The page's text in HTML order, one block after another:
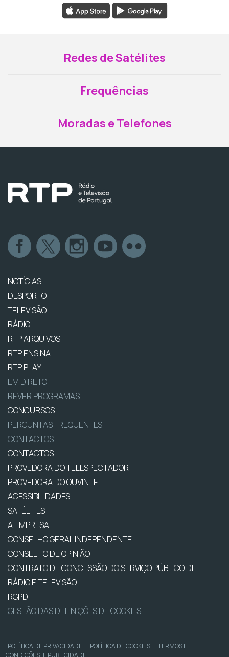
Redes de Satélites
Frequências
Moradas e Telefones
NOTÍCIAS
DESPORTO
TELEVISÃO
RÁDIO
RTP ARQUIVOS
RTP ENSINA
RTP PLAY
EM DIRETO
REVER PROGRAMAS
CONCURSOS
PERGUNTAS FREQUENTES
CONTACTOS
CONTACTOS
PROVEDORA DO TELESPECTADOR
PROVEDORA DO OUVINTE
ACESSIBILIDADES
SATÉLITES
A EMPRESA
CONSELHO GERAL INDEPENDENTE
CONSELHO DE OPINIÃO
CONTRATO DE CONCESSÃO DO SERVIÇO PÚBLICO DE
RÁDIO E TELEVISÃO
RGPD
GESTÃO DAS DEFINIÇÕES DE COOKIES
POLÍTICA DE PRIVACIDADE | POLÍTICA DE COOKIES | TERMOS E
CONDIÇÕES | PUBLICIDADE